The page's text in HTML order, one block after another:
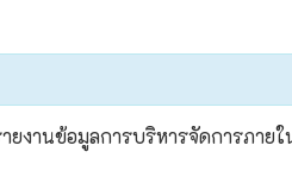
านข้อมูลการบริหารจัดการภายใ